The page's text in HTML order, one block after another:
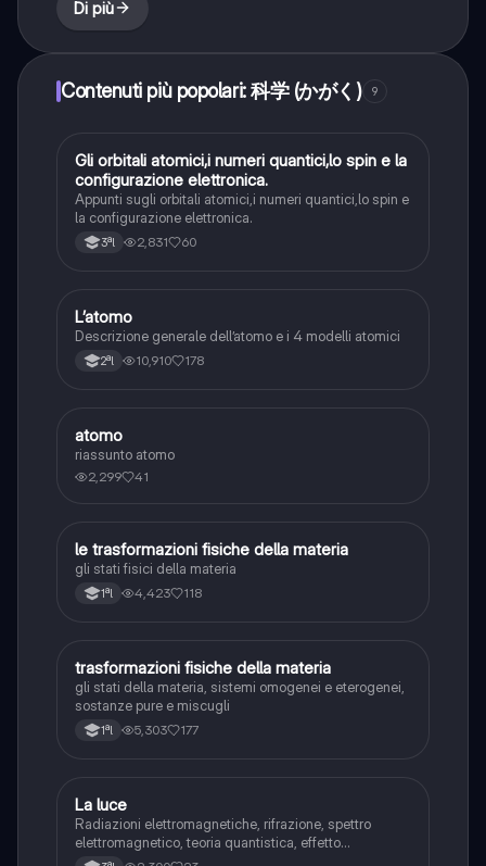
Di più
Contenuti più popolari: 科学 (かがく) 9
Chimica
Gli orbitali atomici,i numeri quantici,lo spin e la
configurazione elettronica.
Appunti sugli orbitali atomici,i numeri quantici,lo spin e
la configurazione elettronica.
3ªl 2,831 60
Chimica
L’atomo
Descrizione generale dell’atomo e i 4 modelli atomici
2ªl 10,910 178
Chimica
atomo
riassunto atomo
2,299 41
Chimica
le trasformazioni fisiche della materia
gli stati fisici della materia
1ªl 4,423 118
Chimica
trasformazioni fisiche della materia
gli stati della materia, sistemi omogenei e eterogenei,
sostanze pure e miscugli
1ªl 5,303 177
Chimica
La luce
Radiazioni elettromagnetiche, rifrazione, spettro
elettromagnetico, teoria quantistica, effetto
fotoelettrico